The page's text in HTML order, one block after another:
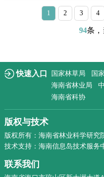
1 2 3 4
94条
快速入口 国家林草局 国
海南省林业局
海南省科协
版权与技术
版权所有：海南省林业科学研究
技术支持：海南信息岛技术服务
联系我们